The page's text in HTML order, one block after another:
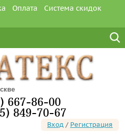
Оплата
Система скидок
667-86-00
849-70-67
Вход / Регистрация